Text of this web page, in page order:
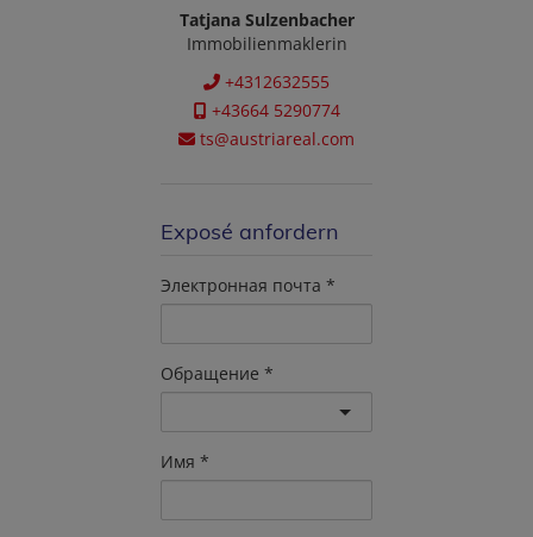
Tatjana Sulzenbacher
Immobilienmaklerin
+4312632555
+43664 5290774
ts@austriareal.com
Exposé anfordern
Электронная почта
Обращение
Имя